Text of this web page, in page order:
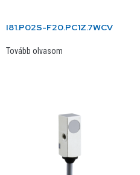
I81.P02S-F20.PC1Z.7WCV
Tovább olvasom